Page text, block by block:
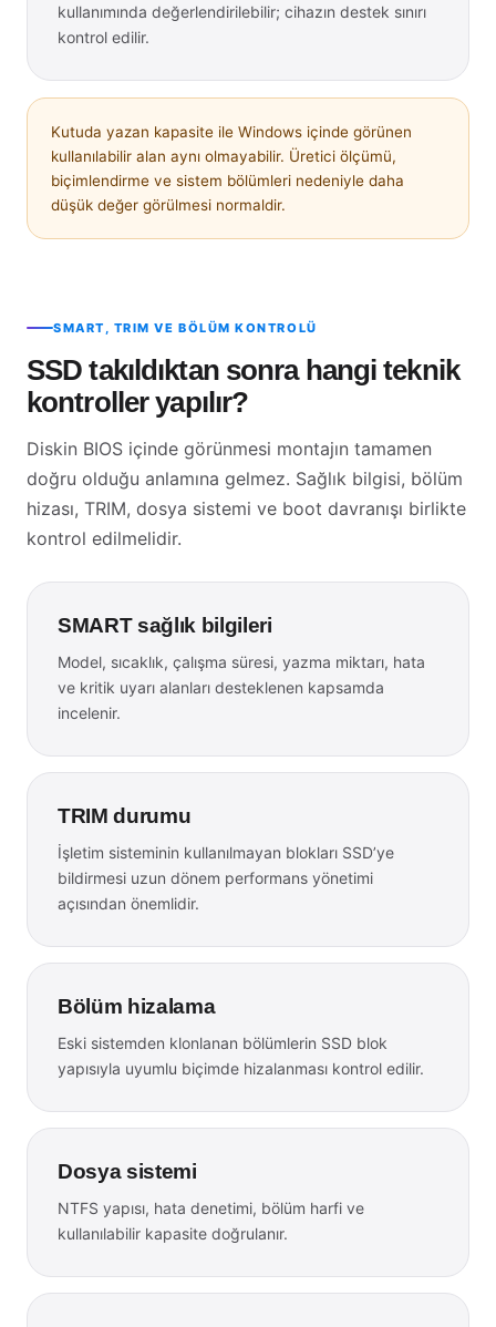
kullanımında değerlendirilebilir; cihazın destek sınırı
kontrol edilir.
Kutuda yazan kapasite ile Windows içinde görünen
kullanılabilir alan aynı olmayabilir. Üretici ölçümü,
biçimlendirme ve sistem bölümleri nedeniyle daha
düşük değer görülmesi normaldir.
SMART, TRIM VE BÖLÜM KONTROLÜ
SSD takıldıktan sonra hangi teknik
kontroller yapılır?
Diskin BIOS içinde görünmesi montajın tamamen
doğru olduğu anlamına gelmez. Sağlık bilgisi, bölüm
hizası, TRIM, dosya sistemi ve boot davranışı birlikte
kontrol edilmelidir.
SMART sağlık bilgileri
Model, sıcaklık, çalışma süresi, yazma miktarı, hata
ve kritik uyarı alanları desteklenen kapsamda
incelenir.
TRIM durumu
İşletim sisteminin kullanılmayan blokları SSD’ye
bildirmesi uzun dönem performans yönetimi
açısından önemlidir.
Bölüm hizalama
Eski sistemden klonlanan bölümlerin SSD blok
yapısıyla uyumlu biçimde hizalanması kontrol edilir.
Dosya sistemi
NTFS yapısı, hata denetimi, bölüm harfi ve
kullanılabilir kapasite doğrulanır.